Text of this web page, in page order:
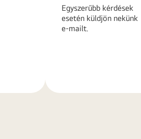
Egyszerűbb kérdések
esetén küldjön nekünk
e-mailt.